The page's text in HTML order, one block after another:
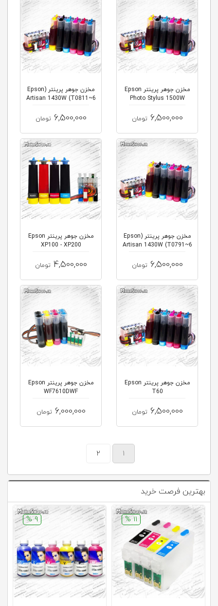
مخزن جوهر پرینتر Epson
Photo Stylus 1500W
6,500,000 تومان
مخزن جوهر پرینتر (Epson
Artisan 1430W (T0811~6
6,500,000 تومان
مخزن جوهر پرینتر (Epson
Artisan 1430W (T0791~6
6,500,000 تومان
مخزن جوهر پرینتر Epson
XP100 - XP200
4,500,000 تومان
مخزن جوهر پرینتر Epson
T60
6,500,000 تومان
مخزن جوهر پرینتر Epson
WF7610DWF
6,000,000 تومان
1
2
بهترین فرصت خرید
11 %
9 %